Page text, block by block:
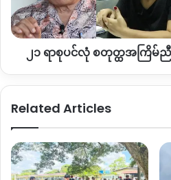
အလားတူ မိုးမောက်နှင့် မံစီမြို့နယ်အ
လည်း စစ်ရှောင်များကို နေရပ်ပြန်ပို့
ပြီဟု သိရသည်။
ဒုက္ခသည်ပေါင်း ၁ သိန်းကျော်ရှိနေ
နှစ်ကျော်လာချိန် လုံခြုံရေး အာမခံခ
လိုလားကြောင်း စစ်ရှောင်များကလ
ညီလာခံ
အပေါ်
သူ
၂၁ ရာစုပင်လုံ စတုတ္ထအကြိ
Related Articles